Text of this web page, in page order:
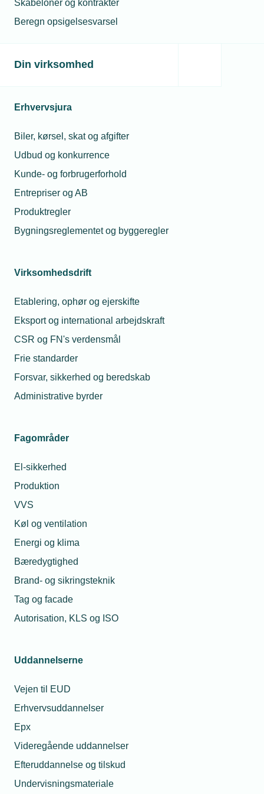
Skabeloner og kontrakter
Beregn opsigelsesvarsel
Din virksomhed
Erhvervsjura
Biler, kørsel, skat og afgifter
Udbud og konkurrence
Kunde- og forbrugerforhold
Entrepriser og AB
Produktregler
Bygningsreglementet og byggeregler
Virksomhedsdrift
Etablering, ophør og ejerskifte
Eksport og international arbejdskraft
CSR og FN's verdensmål
Frie standarder
Forsvar, sikkerhed og beredskab
Administrative byrder
Fagområder
El-sikkerhed
Produktion
VVS
Køl og ventilation
Energi og klima
Bæredygtighed
Brand- og sikringsteknik
Tag og facade
Autorisation, KLS og ISO
Uddannelserne
Vejen til EUD
Erhvervsuddannelser
Epx
Videregående uddannelser
Efteruddannelse og tilskud
Undervisningsmateriale
arbejder på
38 procent af byggebranchens virksomheder
til indsamling af information, og administrative
på viden og kompetencer begrænser dem i
teknologiske løsninger
Byggeri grøn omstilling AI
Relaterede nyheder
09. mar. 2026
Gør
din genvej til
Nu skal
nybyggeri være
26. aug. 2024
DI lukker øjnene
for problemerne
Relaterede nyheder
09. marts 2026
Gør bygningsdata til din genvej til vækst